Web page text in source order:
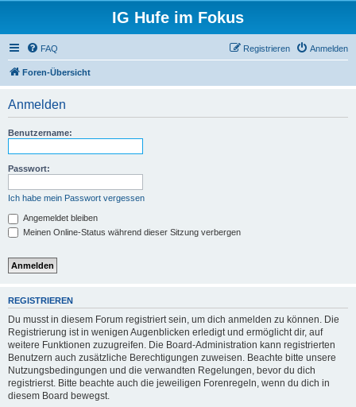
IG Hufe im Fokus
FAQ Anmelden
Registrieren
Foren-Übersicht
Anmelden
Benutzername:
Passwort:
Ich habe mein Passwort vergessen
Angemeldet bleiben
Meinen Online-Status während dieser Sitzung verbergen
REGISTRIEREN
Du musst in diesem Forum registriert sein, um dich anmelden zu können. Die
Registrierung ist in wenigen Augenblicken erledigt und ermöglicht dir, auf
weitere Funktionen zuzugreifen. Die Board-Administration kann registrierten
Benutzern auch zusätzliche Berechtigungen zuweisen. Beachte bitte unsere
Nutzungsbedingungen und die verwandten Regelungen, bevor du dich
registrierst. Bitte beachte auch die jeweiligen Forenregeln, wenn du dich in
diesem Board bewegst.